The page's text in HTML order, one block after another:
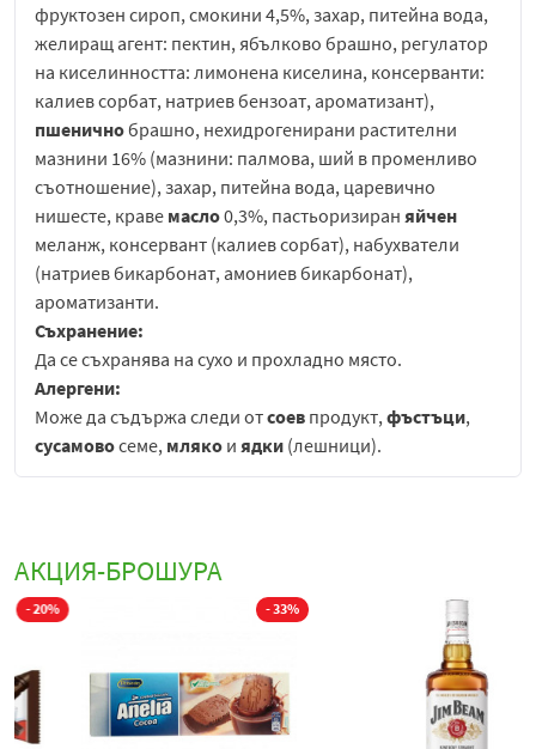
фруктозен сироп, смокини 4,5%, захар, питейна вода,
желиращ агент: пектин, ябълково брашно, регулатор
на киселинността: лимонена киселина, консерванти:
калиев сорбат, натриев бензоат, ароматизант),
пшеничнобрашно, нехидрогенирани растителни
мазнини 16% (мазнини: палмова, ший в променливо
съотношение), захар, питейна вода, царевично
нишесте, краве масло0,3%, пастьоризиран яйчен
меланж, консервант (калиев сорбат), набухватели
(натриев бикарбонат, амониев бикарбонат),
ароматизанти.
Съхранение:
Да се съхранява на сухо и прохладно място.
Алергени:
Може да съдържа следи отсоев продукт,фъстъци,
сусамовосеме, мляко и ядки (лешници).
сладко, обгърнато от разтапяща се маслена бисквита.
Насладки са хапка истинско удоволствие за всеки
Насладките са създадени с много любов, точно както
помним от нашето детство - с пухкаво маслено тесто и
ароматен плодов мармалад.Всяка хапка дава сладко
АКЦИЯ-БРОШУРА